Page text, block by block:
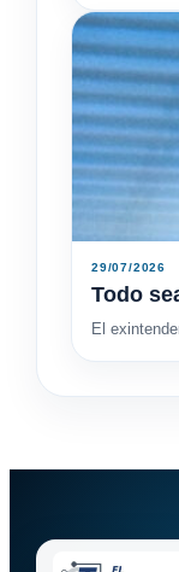
29/07/2026
Todo
El